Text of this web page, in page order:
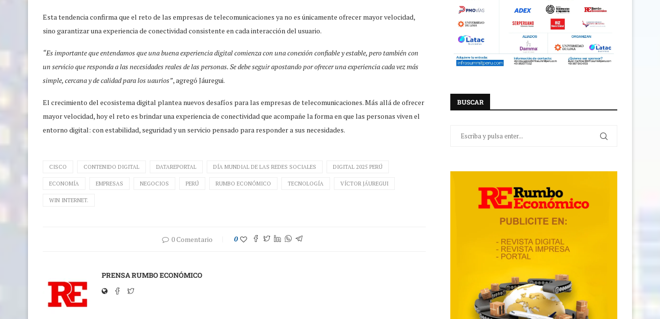
Esta tendencia confirma que el reto de las empresas de telecomunicaciones ya no es únicamente ofrecer mayor velocidad,
sino garantizar una experiencia de conectividad consistente en cada interacción del usuario.
“Es importante que entendamos que una buena experiencia digital comienza con una conexión confiable y estable, pero también con
un servicio que responda a las necesidades reales de las personas. Se debe seguir apostando por ofrecer una experiencia cada vez más
simple, cercana y de calidad para los uaurios”, agregó Jáuregui.
El crecimiento del ecosistema digital plantea nuevos desafíos para las empresas de telecomunicaciones. Más allá de ofrecer
mayor velocidad, hoy el reto es brindar una experiencia de conectividad que acompañe la forma en que las personas viven el
entorno digital: con estabilidad, seguridad y un servicio pensado para responder a sus necesidades.
CISCO CONTENIDO DIGITAL DATAREPORTAL DÍA MUNDIAL DE LAS REDES SOCIALES DIGITAL 2025 PERÚ
ECONOMÍA EMPRESAS NEGOCIOS PERÚ RUMBO ECONÓMICO TECNOLOGÍA VÍCTOR JÁUREGUI
WIN INTERNET.
0 Comentario 0
PRENSA RUMBO ECONÓMICO
BUSCAR